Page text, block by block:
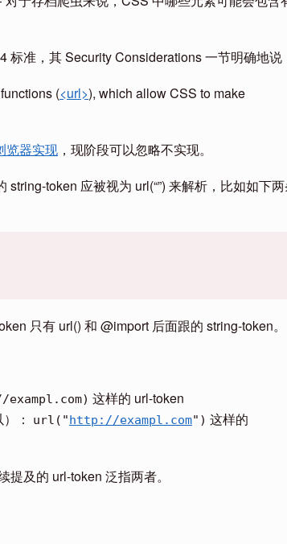
标准，其 Security Considerations 一节明确地说
functions (<url>), which allow CSS to make
览器实现 ，现阶段可以忽略不实现。
token 应被视为 url(“”) 来解析，比如如下
只有 url() 和 @import 后面跟的 string-token。
这样的 url-token
：
url("http://exampl.com") 这样的
及的 url-token 泛指两者。